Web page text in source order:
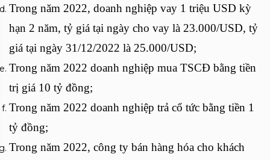
Trong năm 2022, doanh nghiệp vay 1 triệu USD kỳ
hạn 2 năm, tỷ giá tại ngày cho vay là 23.000/USD, tỷ
giá tại ngày 31/12/2022 là 25.000/USD;
Trong năm 2022 doanh nghiệp mua TSCĐ bằng tiền
trị giá 10 tỷ đồng;
Trong năm 2022 doanh nghiệp trả cổ tức bằng tiền 1
tỷ đồng;
Trong năm 2022, công ty bán hàng hóa cho khách